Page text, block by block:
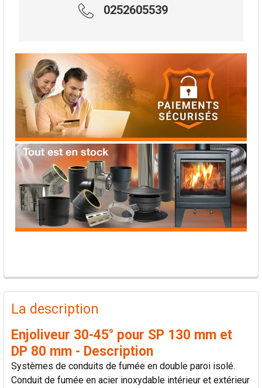
0252605539
PRODUITS
FRÉQUEMMENT
ACHETÉS
SÉLECTIONNER
La description
Enjoliveur 30-45° pour SP 130 mm et
DP 80 mm - Description
Systèmes de conduits de fumée en double paroi isolé.
Conduit de fumée en acier inoxydable intérieur et extérieur